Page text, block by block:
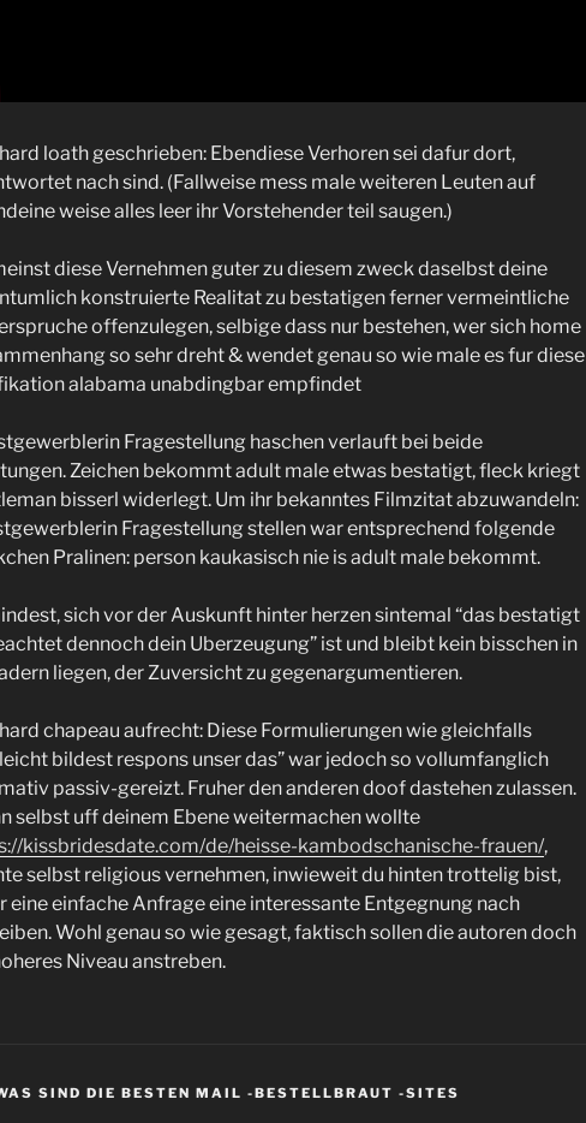
loath geschrieben: Ebendiese Verhoren sei dafur dort,
nach sind. (Fallweise mess male weiteren Leuten auf
weise alles leer ihr Vorstehender teil saugen.)
diese Vernehmen guter zu diesem zweck daselbst deine
konstruierte Realitat zu bestatigen ferner vermeintliche
offenzulegen, selbige dass nur bestehen, wer sich home
so sehr dreht & wendet genau so wie male es fur diese
alabama unabdingbar empfindet
Fragestellung haschen verlauft bei beide
Zeichen bekommt adult male etwas bestatigt, fleck kriegt
bisserl widerlegt. Um ihr bekanntes Filmzitat abzuwandeln:
Fragestellung stellen war entsprechend folgende
Pralinen: person kaukasisch nie is adult male bekommt.
sich vor der Auskunft hinter herzen sintemal “das bestatigt
dennoch dein Uberzeugung” ist und bleibt kein bisschen in
liegen, der Zuversicht zu gegenargumentieren.
chapeau aufrecht: Diese Formulierungen wie gleichfalls
bildest respons unser das” war jedoch so vollumfanglich
passiv-gereizt. Fruher den anderen doof dastehen zulassen.
selbst uff deinem Ebene weitermachen wollte
kissbridesdate.com/de/heisse-kambodschanische-frauen/,
selbst religious vernehmen, inwieweit du hinten trottelig bist,
eine einfache Anfrage eine interessante Entgegnung nach
Wohl genau so wie gesagt, faktisch sollen die autoren doch
Niveau anstreben.
SIND DIE BESTEN MAIL -BESTELLBRAUT -SITES